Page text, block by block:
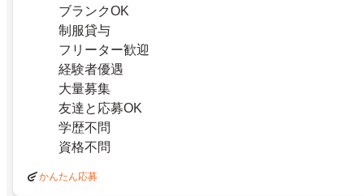
ブランクOK
制服貸与
フリーター歓迎
経験者優遇
大量募集
友達と応募OK
学歴不問
資格不問
かんたん応募